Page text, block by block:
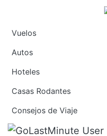
Vuelos
Autos
Hoteles
Casas Rodantes
Consejos de Viaje
Ofertas
Último
Solo ida